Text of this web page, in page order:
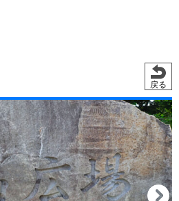
戻る